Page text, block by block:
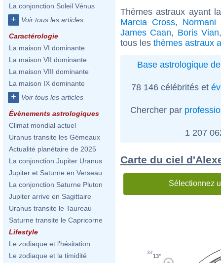
La conjonction Soleil Vénus
+ Voir tous les articles
Caractérologie
La maison VI dominante
La maison VII dominante
La maison VIII dominante
La maison IX dominante
+ Voir tous les articles
Évènements astrologiques
Climat mondial actuel
Uranus transite les Gémeaux
Actualité planétaire de 2025
La conjonction Jupiter Uranus
Jupiter et Saturne en Verseau
La conjonction Saturne Pluton
Jupiter arrive en Sagittaire
Uranus transite le Taureau
Saturne transite le Capricorne
Lifestyle
Le zodiaque et l'hésitation
Le zodiaque et la timidité
Thèmes astraux ayant
Marcia Cross, Normani
James Caan, Boris Vian
tous les thèmes astraux
Base astrologique
78 146 célébrités et
Chercher par
1 207
Carte du ciel
Sélectionnez
13°
33'